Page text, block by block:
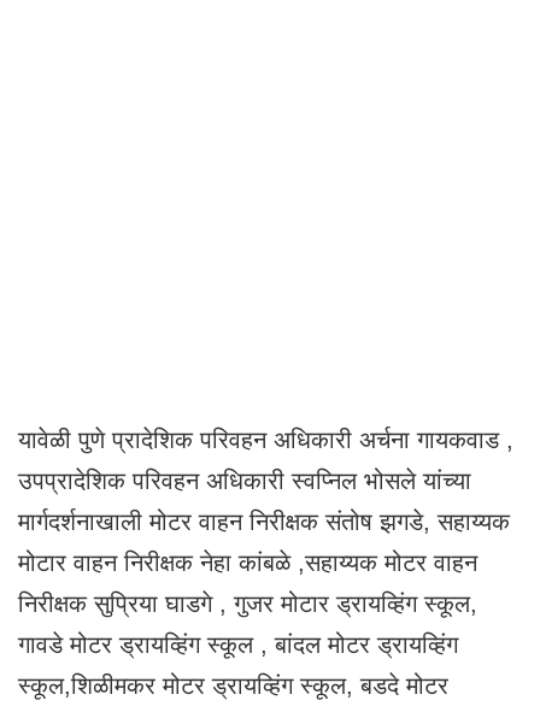
यावेळी पुणे प्रादेशिक परिवहन अधिकारी अर्चना गायकवाड ,
उपप्रादेशिक परिवहन अधिकारी स्वप्निल भोसले यांच्या
मार्गदर्शनाखाली मोटर वाहन निरीक्षक संतोष झगडे, सहाय्यक
मोटार वाहन निरीक्षक नेहा कांबळे ,सहाय्यक मोटर वाहन
निरीक्षक सुप्रिया घाडगे , गुजर मोटार ड्रायव्हिंग स्कूल,
गावडे मोटर ड्रायव्हिंग स्कूल , बांदल मोटर ड्रायव्हिंग
स्कूल,शिळीमकर मोटर ड्रायव्हिंग स्कूल, बडदे मोटर